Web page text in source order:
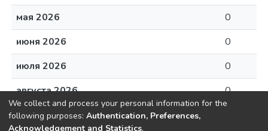
мая 2026
0
июня 2026
0
июля 2026
0
августа 2026
0
We collect and process your personal information for the
following purposes: Authentication, Preferences,
Acknowledgement and Statistics.